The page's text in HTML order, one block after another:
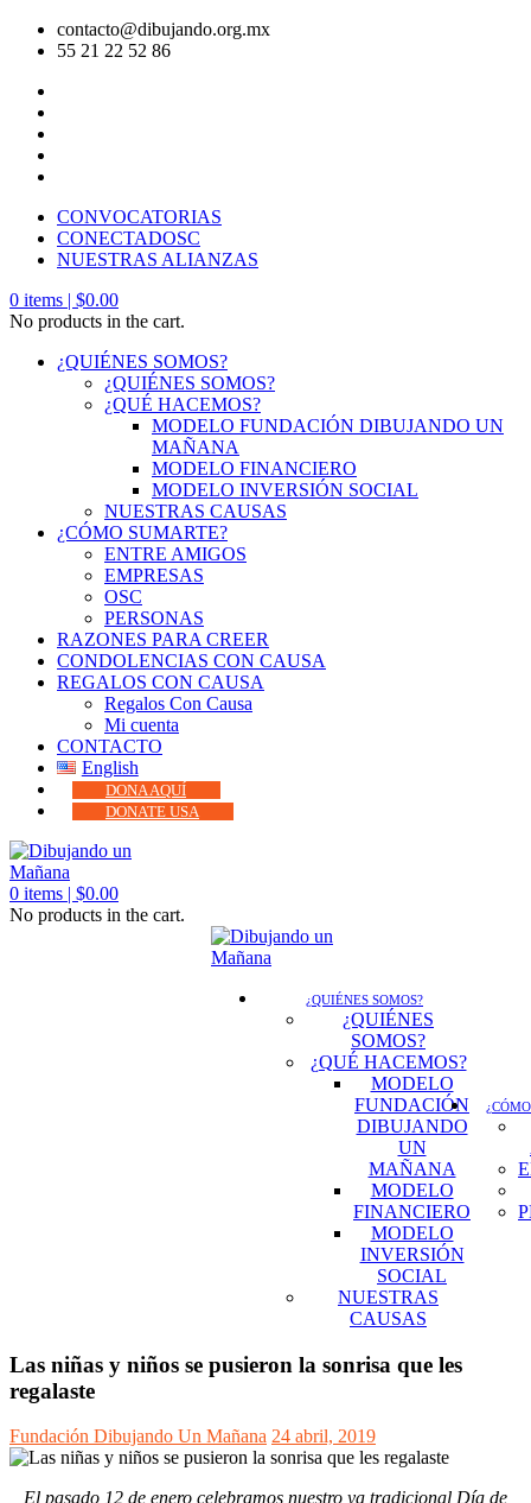
contacto@dibujando.org.mx
55 21 22 52 86
CONVOCATORIAS
CONECTADOSC
NUESTRAS ALIANZAS
0 items | $0.00
No products in the cart.
¿QUIÉNES SOMOS?
¿QUIÉNES SOMOS?
¿QUÉ HACEMOS?
MODELO FUNDACIÓN DIBUJANDO UN
MAÑANA
MODELO FINANCIERO
MODELO INVERSIÓN SOCIAL
NUESTRAS CAUSAS
¿CÓMO SUMARTE?
ENTRE AMIGOS
EMPRESAS
OSC
PERSONAS
RAZONES PARA CREER
CONDOLENCIAS CON CAUSA
REGALOS CON CAUSA
Regalos Con Causa
Mi cuenta
CONTACTO
English
DONA AQUÍ
DONATE USA
0 items | $0.00
No products in the cart.
¿QUIÉNES SOMOS?
¿QUIÉNES
SOMOS?
¿QUÉ HACEMOS?
MODELO
FUNDACIÓN
DIBUJANDO
UN
MAÑANA
MODELO
FINANCIERO
MODELO
INVERSIÓN
SOCIAL
NUESTRAS
CAUSAS
Las niñas y niños se pusieron la sonrisa que les
regalaste
Fundación Dibujando Un Mañana 24 abril, 2019
El pasado 12 de enero celebramos nuestro ya tradicional Día de